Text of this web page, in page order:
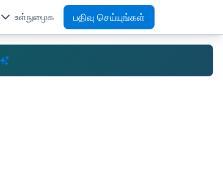
உள்நுழைக பதிவு செய்யுங்கள்